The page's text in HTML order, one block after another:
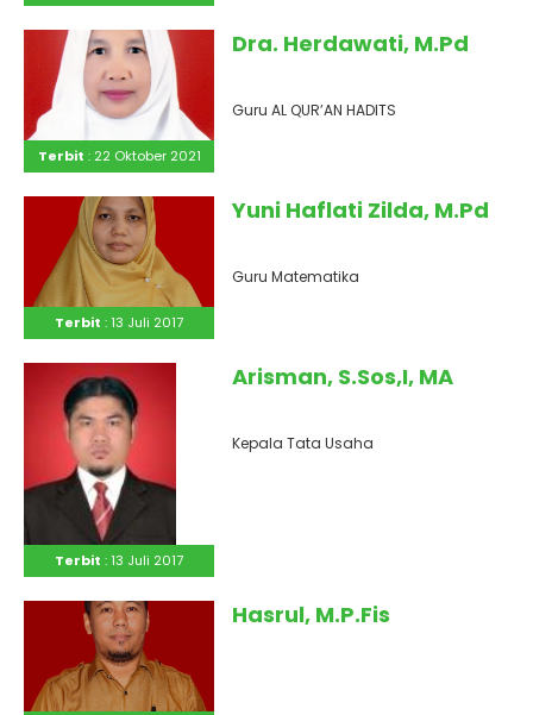
Terbit : 22 Oktober 2021
Dra. Herdawati, M.Pd
Guru AL QUR’AN HADITS
Terbit : 13 Juli 2017
Yuni Haflati Zilda, M.Pd
Guru Matematika
Terbit : 13 Juli 2017
Arisman, S.Sos,I, MA
Kepala Tata Usaha
Hasrul, M.P.Fis